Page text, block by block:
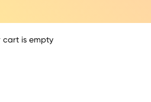
cart is empty SENZA